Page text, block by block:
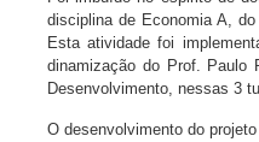
disciplina de Economia A,
Esta atividade foi
dinamização do Prof. Paulo
Desenvolvimento, nessas 3
O desenvolvimento do